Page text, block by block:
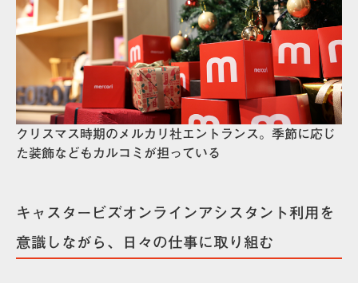
クリスマス時期のメルカリ社エントランス。季節に応じ
た装飾などもカルコミが担っている
キャスタービズオンラインアシスタント利用を
意識しながら、日々の仕事に取り組む